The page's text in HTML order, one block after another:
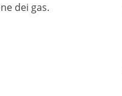
dei gas.